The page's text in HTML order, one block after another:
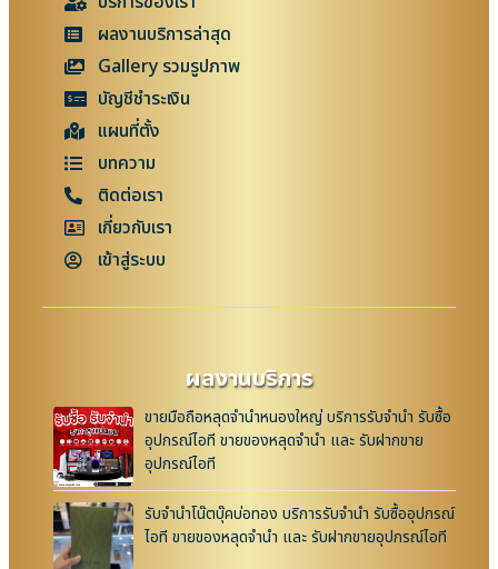
ผลงานบริการล่าสุด
Gallery รวมรูปภาพ
บัญชีชำระเงิน
แผนที่ตั้ง
บทความ
ติดต่อเรา
เกี่ยวกับเรา
เข้าสู่ระบบ
ผลงานบริการ
ขายมือถือหลุดจำนำหนองใหญ่ บริการรับจำนำ รับซื้อ
อุปกรณ์ไอที ขายของหลุดจำนำ และ รับฝากขาย
อุปกรณ์ไอที
รับจำนำโน๊ตบุ๊คบ่อทอง บริการรับจำนำ รับซื้ออุปกรณ์
ไอที ขายของหลุดจำนำ และ รับฝากขายอุปกรณ์ไอที